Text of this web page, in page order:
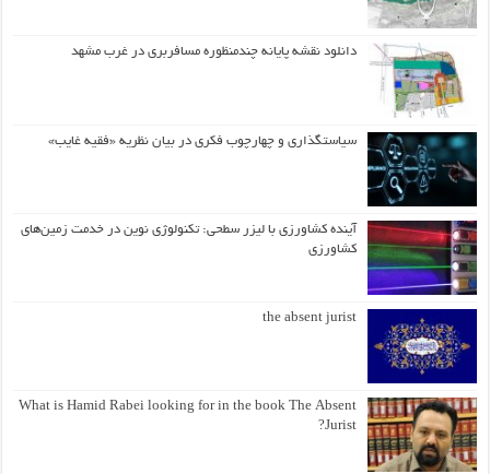
دانلود نقشه پایانه چندمنظوره مسافربری در غرب مشهد
سیاستگذاری و چهارچوب فکری در بیان نظریه «فقیه غایب»
آینده کشاورزی با لیزر سطحی: تکنولوژی نوین در خدمت زمین‌های
کشاورزی
the absent jurist
What is Hamid Rabei looking for in the book The Absent
Jurist?